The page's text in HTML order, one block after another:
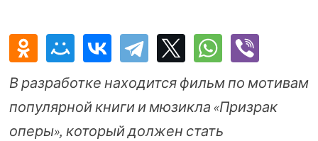
В разработке находится фильм по мотивам
популярной книги и мюзикла «Призрак
оперы», который должен стать